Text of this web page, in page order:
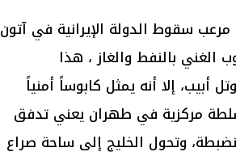
سقوط الدولة الإيرانية في آتون
الغني بالنفط والغاز ، هذا
إلا أنه يمثل كابوساً أمنياً
سلطة مركزية في طهران يعني تدفق
وتحول الخليج إلى ساحة صراع